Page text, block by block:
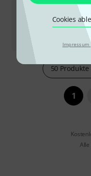
Cookies
Impressum
Dragonfly
Sofort
52€
50 Produkte
1
Alle